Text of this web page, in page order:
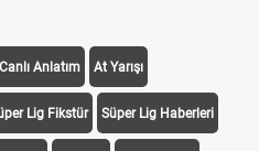
Canlı Anlatım At Yarışı
Lig Fikstür Süper Lig Haberleri